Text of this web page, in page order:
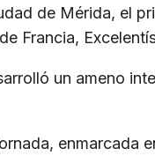
de Mérida, el
Francia,
un ameno
enmarcada